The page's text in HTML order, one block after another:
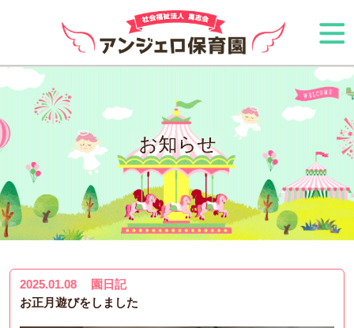
お知らせ
2025.01.08
園日記
お正月遊びをしました